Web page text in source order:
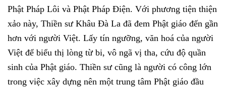
Phật Pháp Lôi và Phật Pháp Điện. Với phương tiện thiện
xảo này, Thiền sư Khâu Đà La đã đem Phật giáo đến gần
hơn với người Việt. Lấy tín ngưỡng, văn hoá của người
Việt để biểu thị lòng từ bi, vô ngã vị tha, cứu độ quần
sinh của Phật giáo. Thiền sư cũng là người có công lớn
trong việc xây dựng nên một trung tâm Phật giáo đầu